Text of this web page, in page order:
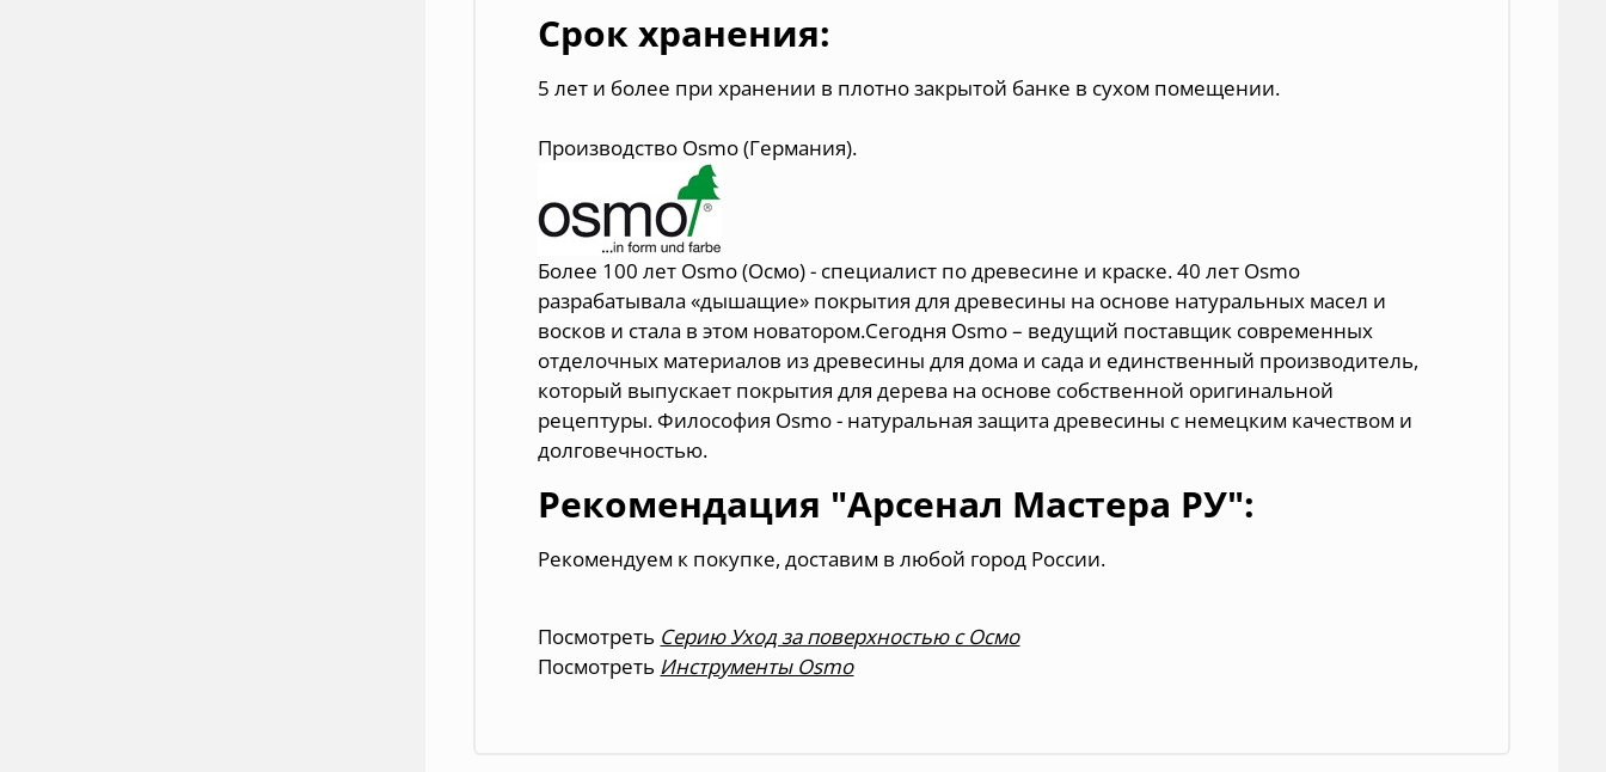
Срок хранения:
5 лет и более при хранении в плотно закрытой банке в сухом помещении.
Производство Osmo (Германия).
Более 100 лет Osmo (Осмо) - специалист по древесине и краске. 40 лет Osmo
разрабатывала «дышащие» покрытия для древесины на основе натуральных масел и
восков и стала в этом новатором.Сегодня Osmo – ведущий поставщик современных
отделочных материалов из древесины для дома и сада и единственный производитель,
который выпускает покрытия для дерева на основе собственной оригинальной
рецептуры. Философия Osmo - натуральная защита древесины с немецким качеством и
долговечностью.
Рекомендация "Арсенал Мастера РУ":
Рекомендуем к покупке, доставим в любой город России.
Посмотреть Серию Уход за поверхностью с Осмо
Посмотреть Инструменты Osmo